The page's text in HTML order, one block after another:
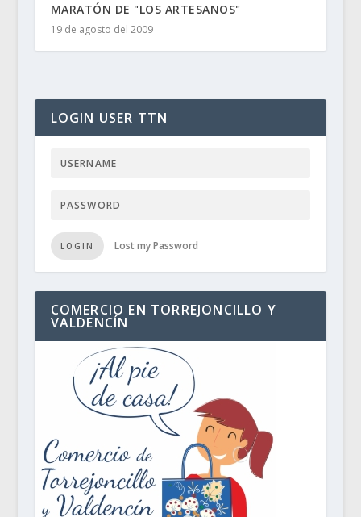
MARATÓN DE "LOS ARTESANOS"
19 de agosto del 2009
LOGIN USER TTN
LOGIN Lost my Password
COMERCIO EN TORREJONCILLO Y
VALDENCÍN